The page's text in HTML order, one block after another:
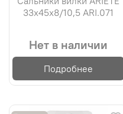
33х45х8/10,5 ARI.071
Нет в наличии
Подробнее